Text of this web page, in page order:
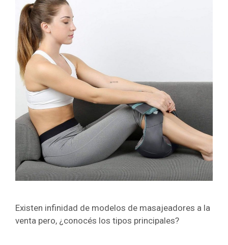
Existen infinidad de modelos de masajeadores a la
venta pero, ¿conocés los tipos principales?